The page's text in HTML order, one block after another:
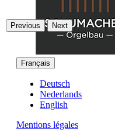
Français
Deutsch
Nederlands
English
Mentions légales
Previous Next